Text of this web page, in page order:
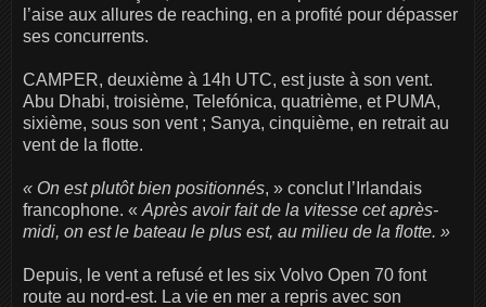
l’aise aux allures de reaching, en a profité pour dépasser
ses concurrents.
CAMPER, deuxième à 14h UTC, est juste à son vent.
Abu Dhabi, troisième, Telefónica, quatrième, et PUMA,
sixième, sous son vent ; Sanya, cinquième, en retrait au
vent de la flotte.
« On est plutôt bien positionnés, » conclut l’Irlandais
francophone. « Après avoir fait de la vitesse cet après-
midi, on est le bateau le plus est, au milieu de la flotte. »
Depuis, le vent a refusé et les six Volvo Open 70 font
route au nord-est. La vie en mer a repris avec son